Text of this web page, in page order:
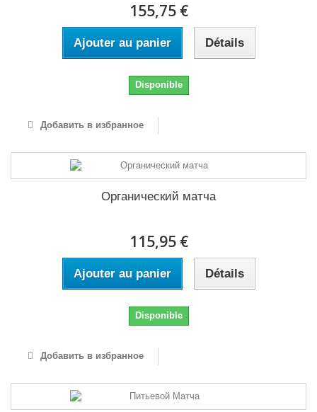
155,75 €
Ajouter au panier Détails
Disponible
Добавить в избранное
Органический матча
115,95 €
Ajouter au panier Détails
Disponible
Добавить в избранное